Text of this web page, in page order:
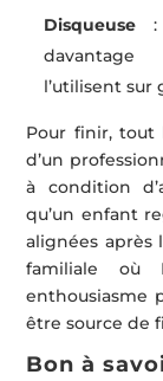
Disqueuse :
davantage
l’utilisent sur
Pour finir, tout
d’un
à condition
qu’un enfant
alignées après
familiale où
enthousiasme
être source de
Bon à